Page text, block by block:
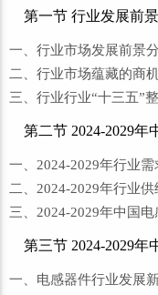
第一节 行业发展前
一、行业市场发展前景
二、行业市场蕴藏的商
三、行业行业“十三五”
第二节 2024-2029年
一、2024-2029年行业需
二、2024-2029年行业供
三、2024-2029年中国
第三节 2024-2029年
一、电感器件行业发展